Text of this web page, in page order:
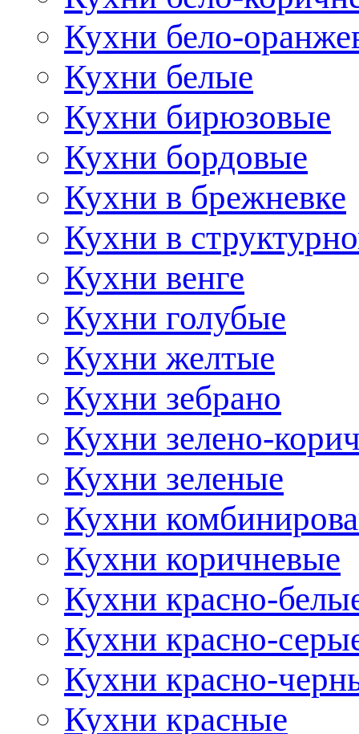
Кухни бело-
Кухни белые
Кухни бирюзовые
Кухни бордовые
Кухни в брежневке
Кухни в
Кухни венге
Кухни голубые
Кухни желтые
Кухни зебрано
Кухни зелено-
Кухни зеленые
Кухни
Кухни коричневые
Кухни красно-
Кухни красно-
Кухни красно-
Кухни красные